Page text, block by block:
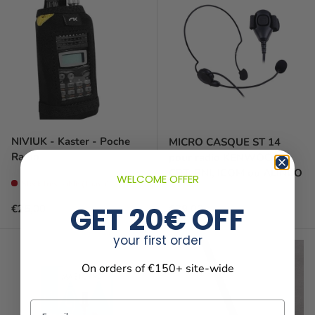
NIVIUK - Kaster - Poche
Radio
Prix habituel
€25,00
MICRO CASQUE ST 14
pour radio KENWOOD,
CRT, PNI, ICOM ou ALINCO
Prix habituel
€29,00
WELCOME OFFER
GET 20€ OFF
your first order
On orders of €150+ site-wide
Email